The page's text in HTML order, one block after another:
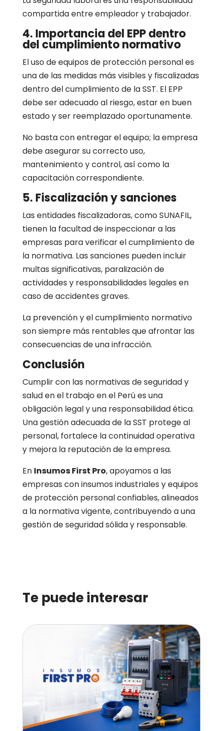
compartida entre empleador y trabajador.
4. Importancia del EPP dentro
del cumplimiento normativo
El uso de equipos de protección personal es
una de las medidas más visibles y fiscalizadas
dentro del cumplimiento de la SST. El EPP
debe ser adecuado al riesgo, estar en buen
estado y ser reemplazado oportunamente.
No basta con entregar el equipo; la empresa
debe asegurar su correcto uso,
mantenimiento y control, así como la
capacitación correspondiente.
5. Fiscalización y sanciones
Las entidades fiscalizadoras, como SUNAFIL,
tienen la facultad de inspeccionar a las
empresas para verificar el cumplimiento de
la normativa. Las sanciones pueden incluir
multas significativas, paralización de
actividades y responsabilidades legales en
caso de accidentes graves.
La prevención y el cumplimiento normativo
son siempre más rentables que afrontar las
consecuencias de una infracción.
Conclusión
Cumplir con las normativas de seguridad y
salud en el trabajo en el Perú es una
obligación legal y una responsabilidad ética.
Una gestión adecuada de la SST protege al
personal, fortalece la continuidad operativa
y mejora la reputación de la empresa.
En Insumos First Pro, apoyamos a las
empresas con insumos industriales y equipos
de protección personal confiables, alineados
a la normativa vigente, contribuyendo a una
gestión de seguridad sólida y responsable.
Te puede interesar